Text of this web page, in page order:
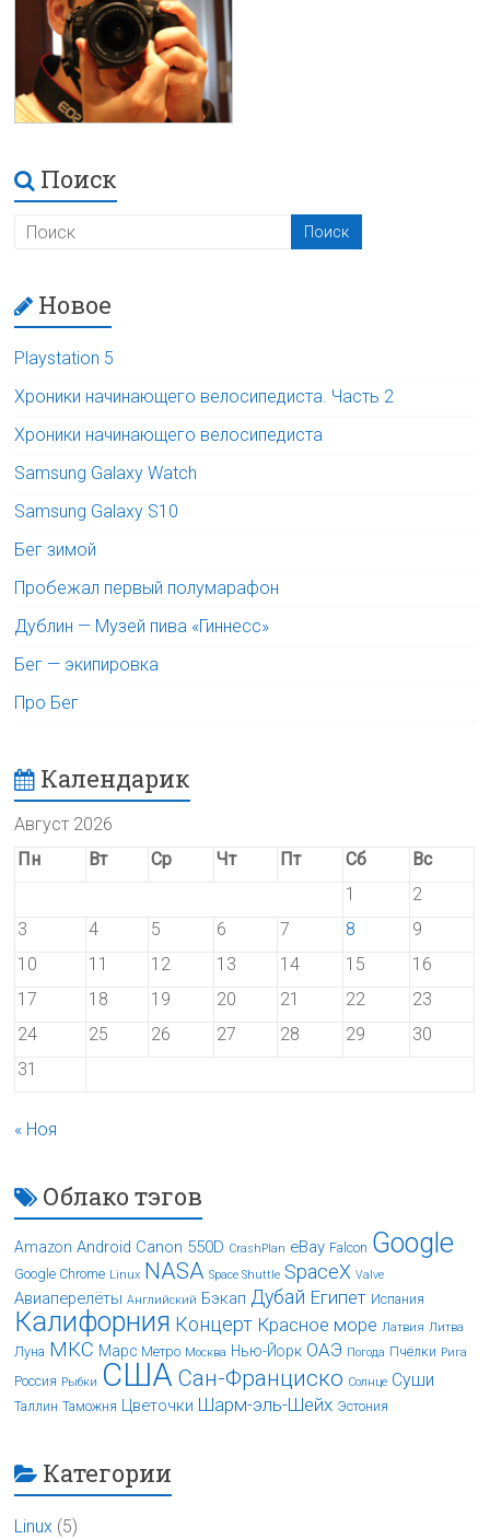
Поиск
Новое
Playstation 5
Хроники начинающего велосипедиста. Часть 2
Хроники начинающего велосипедиста
Samsung Galaxy Watch
Samsung Galaxy S10
Бег зимой
Пробежал первый полумарафон
Дублин — Музей пива «Гиннесс»
Бег — экипировка
Про Бег
Календарик
Август 2026
Пн
Вт Ср Чт Пт Сб
Вс
1
2
3
4 5 6 7 8
9
10
11 12 13 14 15
16
17
18 19 20 21 22
23
24
25 26 27 28 29
30
31
« Ноя
Облако тэгов
Amazon Android Canon 550D CrashPlan eBay Falcon Google
Google Chrome Linux NASA Space Shuttle SpaceX Valve
Авиаперелёты Английский Бэкап Дубай Египет Испания
Калифорния Концерт Красное море Латвия Литва
Луна МКС Марс Метро Москва Нью-Йорк ОАЭ Погода Пчёлки Рига
Россия Рыбки США Сан-Франциско Солнце Суши
Таллин Таможня Цветочки Шарм-эль-Шейх Эстония
Категории
Linux (5)